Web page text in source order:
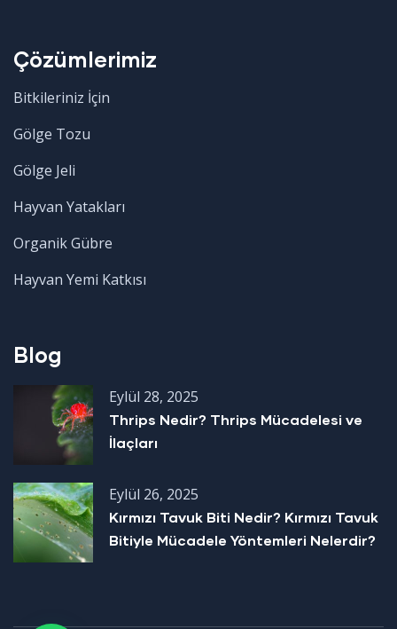
Çözümlerimiz
Bitkileriniz İçin
Gölge Tozu
Gölge Jeli
Hayvan Yatakları
Organik Gübre
Hayvan Yemi Katkısı
Blog
Eylül 28, 2025
Thrips Nedir? Thrips Mücadelesi ve
İlaçları
Eylül 26, 2025
Kırmızı Tavuk Biti Nedir? Kırmızı Tavuk
Bitiyle Mücadele Yöntemleri Nelerdir?